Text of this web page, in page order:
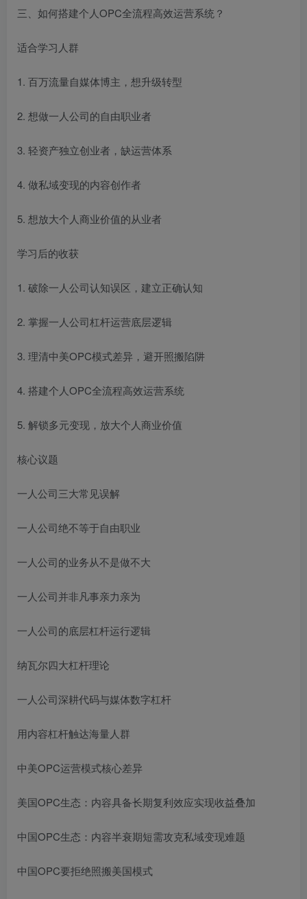
三、如何搭建个人OPC全流程高效运营系统？
适合学习人群
1. 百万流量自媒体博主，想升级转型
2. 想做一人公司的自由职业者
3. 轻资产独立创业者，缺运营体系
4. 做私域变现的内容创作者
5. 想放大个人商业价值的从业者
学习后的收获
1. 破除一人公司认知误区，建立正确认知
2. 掌握一人公司杠杆运营底层逻辑
3. 理清中美OPC模式差异，避开照搬陷阱
4. 搭建个人OPC全流程高效运营系统
5. 解锁多元变现，放大个人商业价值
核心议题
一人公司三大常见误解
一人公司绝不等于自由职业
一人公司的业务从不是做不大
一人公司并非凡事亲力亲为
一人公司的底层杠杆运行逻辑
纳瓦尔四大杠杆理论
一人公司深耕代码与媒体数字杠杆
用内容杠杆触达海量人群
中美OPC运营模式核心差异
美国OPC生态：内容具备长期复利效应实现收益叠加
中国OPC生态：内容半衰期短需攻克私域变现难题
中国OPC要拒绝照搬美国模式